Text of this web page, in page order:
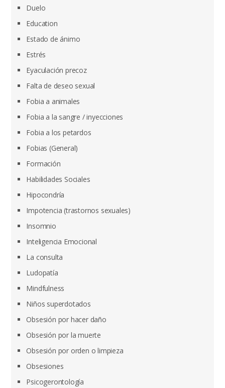
Duelo
Education
Estado de ánimo
Estrés
Eyaculación precoz
Falta de deseo sexual
Fobia a animales
Fobia a la sangre / inyecciones
Fobia a los petardos
Fobias (General)
Formación
Habilidades Sociales
Hipocondría
Impotencia (trastornos sexuales)
Insomnio
Inteligencia Emocional
La consulta
Ludopatía
Mindfulness
Niños superdotados
Obsesión por hacer daño
Obsesión por la muerte
Obsesión por orden o limpieza
Obsesiones
Psicogerontología